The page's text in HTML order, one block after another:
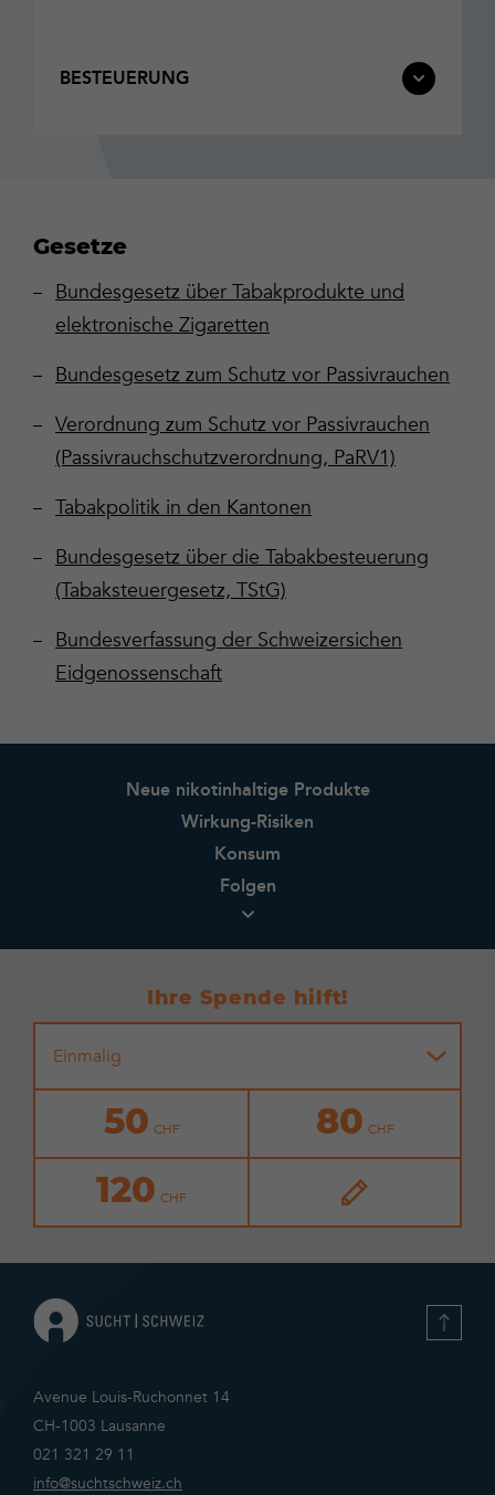
BESTEUERUNG
Gesetze
Bundesgesetz über Tabakprodukte und
elektronische Zigaretten
Bundesgesetz zum Schutz vor Passivrauchen
Verordnung zum Schutz vor Passivrauchen
(Passivrauchschutzverordnung, PaRV1)
Tabakpolitik in den Kantonen
Bundesgesetz über die Tabakbesteuerung
(Tabaksteuergesetz, TStG)
Bundesverfassung der Schweizersichen
Eidgenossenschaft
Neue nikotinhaltige Produkte
Wirkung-Risiken
Konsum
Folgen
Ihre Spende hilft!
Einmalig
50
80
120
Avenue Louis-Ruchonnet 14
CH-1003 Lausanne
021 321 29 11
info@suchtschweiz.ch